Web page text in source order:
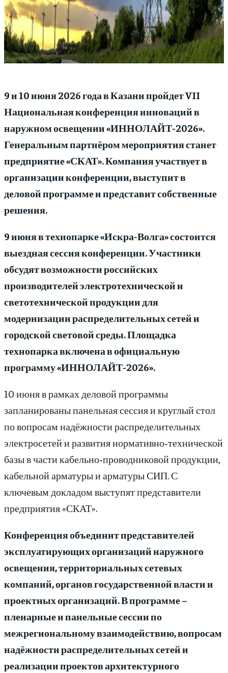
9 и 10 июня 2026 года в Казани пройдет VII
Национальная конференция инноваций в
наружном освещении «ИННОЛАЙТ‑2026».
Генеральным партнёром мероприятия станет
предприятие «СКАТ». Компания участвует в
организации конференции, выступит в
деловой программе и представит собственные
решения.
9 июня в технопарке «Искра‑Волга» состоится
выездная сессия конференции. Участники
обсудят возможности российских
производителей электротехнической и
светотехнической продукции для
модернизации распределительных сетей и
городской световой среды. Площадка
технопарка включена в официальную
программу «ИННОЛАЙТ‑2026».
10 июня в рамках деловой программы
запланированы панельная сессия и круглый стол
по вопросам надёжности распределительных
электросетей и развития нормативно‑технической
базы в части кабельно‑проводниковой продукции,
кабельной арматуры и арматуры СИП. С
ключевым докладом выступят представители
предприятия «СКАТ».
Конференция объединит представителей
эксплуатирующих организаций наружного
освещения, территориальных сетевых
компаний, органов государственной власти и
проектных организаций. В программе –
пленарные и панельные сессии по
межрегиональному взаимодействию, вопросам
надёжности распределительных сетей и
реализации проектов архитектурного